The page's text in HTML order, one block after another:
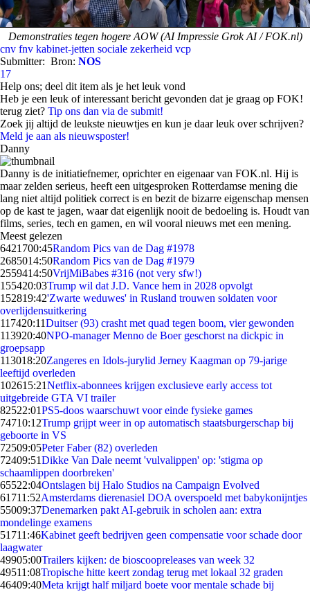
Demonstraties tegen hogere AOW (AI Impressie Grok AI / FOK.nl)
cnv fnv kabinet-jetten sociale zekerheid vcp
Submitter: Bron: NOS
17
Help ons; deel dit item als je het leuk vond
Heb je een leuk of interessant bericht gevonden dat je graag op FOK!
terug ziet? Tip ons dan via de submit!
Zoek jij altijd de leukste nieuwtjes en kun je daar leuk over schrijven?
Meld je aan als nieuwsposter!
Danny
Danny is de initiatiefnemer, oprichter en eigenaar van FOK.nl. Hij is
maar zelden serieus, heeft een uitgesproken Rotterdamse mening die
lang niet altijd politiek correct is en bezit de bizarre eigenschap mensen
op de kast te jagen, waar dat eigenlijk nooit de bedoeling is. Houdt van
films, series, tech en gamen, en wil vooral nieuws met een mening.
Meest gelezen
6421700:45Random Pics van de Dag #1978
2685014:50Random Pics van de Dag #1979
2559414:50VrijMiBabes #316 (not very sfw!)
155420:03Trump wil dat J.D. Vance hem in 2028 opvolgt
152819:42'Zwarte weduwes' in Rusland trouwen soldaten voor
overlijdensuitkering
117420:11Duitser (93) crasht met quad tegen boom, vier gewonden
113920:40NPO-manager Menno de Boer geschorst na dickpic in
groepsapp
113018:20Zangeres en Idols-jurylid Jerney Kaagman op 79-jarige
leeftijd overleden
102615:21Netflix-abonnees krijgen exclusieve early access tot
uitgebreide GTA VI trailer
82522:01PS5-doos waarschuwt voor einde fysieke games
74710:12Trump grijpt weer in op automatisch staatsburgerschap bij
geboorte in VS
72509:05Peter Faber (82) overleden
72409:51Dikke Van Dale neemt 'vulvalippen' op: 'stigma op
schaamlippen doorbreken'
65522:04Ontslagen bij Halo Studios na Campaign Evolved
61711:52Amsterdams dierenasiel DOA overspoeld met babykonijntjes
55009:37Denemarken pakt AI-gebruik in scholen aan: extra
mondelinge examens
51711:46Kabinet geeft bedrijven geen compensatie voor schade door
laagwater
49905:00Trailers kijken: de bioscoopreleases van week 32
49511:08Tropische hitte keert zondag terug met lokaal 32 graden
46409:40Meta krijgt half miljard boete voor mentale schade bij